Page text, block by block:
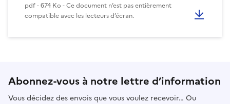
pdf - 674 Ko - Ce document n’est pas entièrement
compatible avec les lecteurs d’écran.
Abonnez-vous à notre lettre d’information
Vous décidez des envois que vous voulez recevoir… Ou